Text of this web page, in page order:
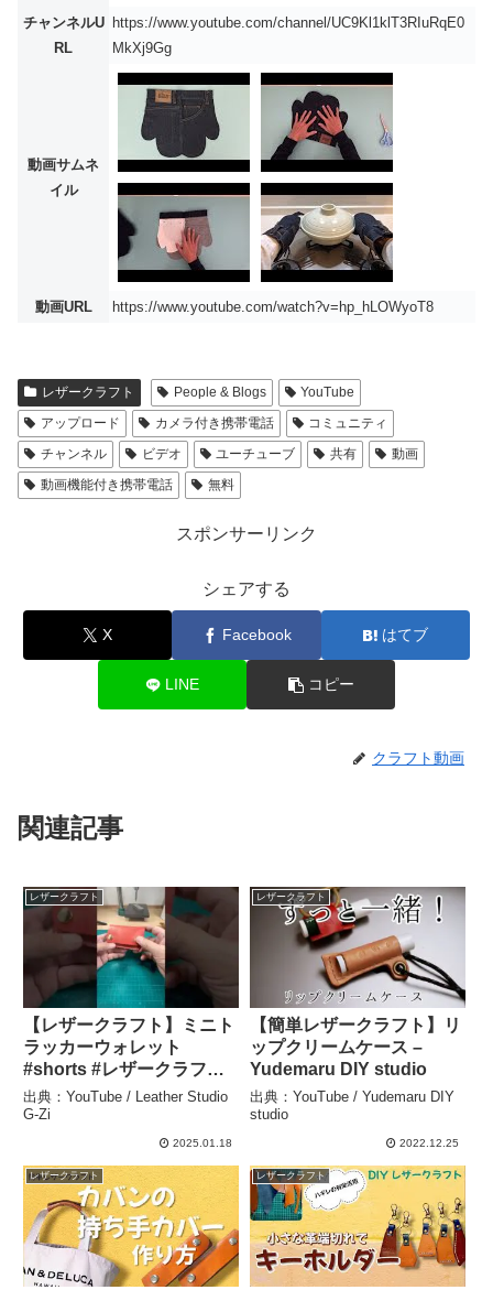
チャンネルU
RL
https://www.youtube.com/channel/UC9Kl1klT3RIuRqE0
MkXj9Gg
動画サムネ
イル
動画URL https://www.youtube.com/watch?v=hp_hLOWyoT8
レザークラフト People & Blogs
YouTube
アップロード
カメラ付き携帯電話
コミュニティ
チャンネル
ビデオ ユーチューブ 共有
動画
動画機能付き携帯電話
無料
スポンサーリンク
シェアする
X Facebook はてブ
LINE コピー
クラフト動画
関連記事
レザークラフト
【レザークラフト】ミニト
ラッカーウォレット
#shorts #レザークラフト
#レザーウォレット #ハン
ドメイド #トラッカーウォ
レット – Leather Studio
出典：YouTube / Leather Studio
G-Zi
2025.01.18
レザークラフト
【簡単レザークラフト】リ
ップクリームケース –
Yudemaru DIY studio
出典：YouTube / Yudemaru DIY
studio
2022.12.25
レザークラフト レザークラフト